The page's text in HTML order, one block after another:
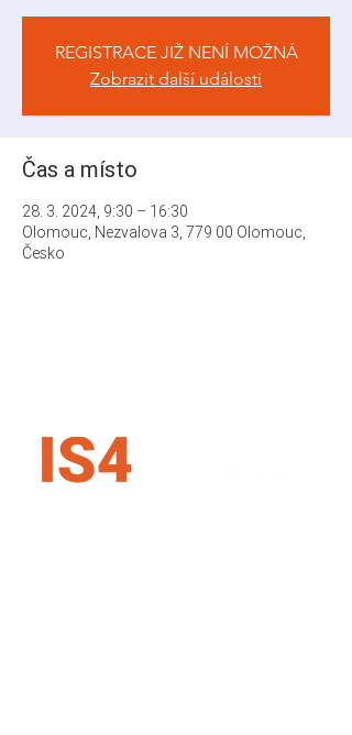
REGISTRACE JIŽ NENÍ MOŽNÁ
Zobrazit další události
Čas a místo
28. 3. 2024, 9:30 – 16:30
Olomouc, Nezvalova 3, 779 00 Olomouc,
Česko